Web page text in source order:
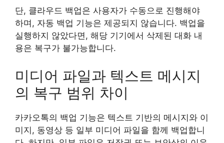
단, 클라우드 백업은 사용자가 수동으로 진행해야
하며, 자동 백업 기능은 제공되지 않습니다. 백업을
실행하지 않았다면, 해당 기기에서 삭제된 대화 내
용은 복구가 불가능합니다.
미디어 파일과 텍스트 메시지
의 복구 범위 차이
카카오톡의 백업 기능은 텍스트 기반의 메시지와 이
미지, 동영상 등 일부 미디어 파일을 함께 백업합니